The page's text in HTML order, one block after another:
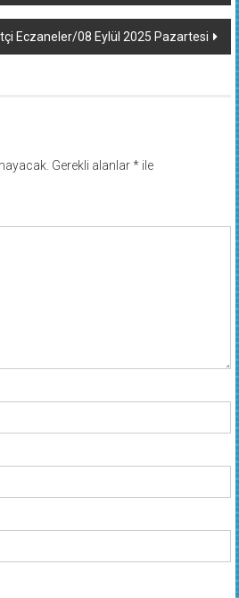
Eczaneler/08 Eylül 2025 Pazartesi
Gerekli alanlar*ile